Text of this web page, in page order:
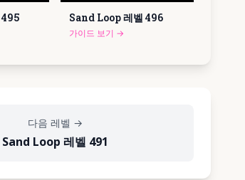
495 Sand Loop 레벨 496
가이드 보기 →
다음 레벨 →
Sand Loop 레벨 491